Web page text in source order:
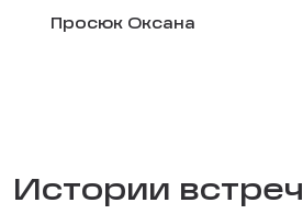
Просюк Оксана
Истории встреч